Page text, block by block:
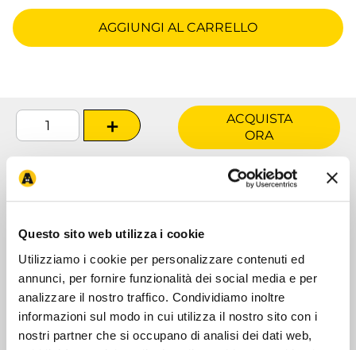
Questo sito web utilizza i cookie
Utilizziamo i cookie per personalizzare contenuti ed
annunci, per fornire funzionalità dei social media e per
analizzare il nostro traffico. Condividiamo inoltre
informazioni sul modo in cui utilizza il nostro sito con i
nostri partner che si occupano di analisi dei dati web,
AGGIUNGI AL CARRELLO
＋
ACQUISTA
ORA
Scopri di più su:
Cartucce Filtranti per Filtro EasyCrystal
Descrizione